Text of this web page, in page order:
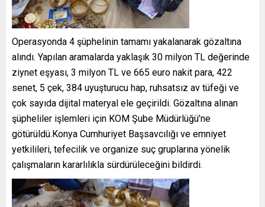
Operasyonda 4 şüphelinin tamamı yakalanarak gözaltına
alındı. Yapılan aramalarda yaklaşık 30 milyon TL değerinde
ziynet eşyası, 3 milyon TL ve 665 euro nakit para, 422
senet, 5 çek, 384 uyuşturucu hap, ruhsatsız av tüfeği ve
çok sayıda dijital materyal ele geçirildi. Gözaltına alınan
şüpheliler işlemleri için KOM Şube Müdürlüğü’ne
götürüldü.Konya Cumhuriyet Başsavcılığı ve emniyet
yetkilileri, tefecilik ve organize suç gruplarına yönelik
çalışmaların kararlılıkla sürdürüleceğini bildirdi.